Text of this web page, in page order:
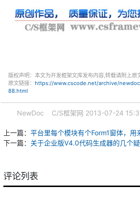
版权声明：本文为开发框架文库发布内容,转载请附上原
原文链接： https://www.cscode.net/archive/
88.html
NewDoc C/S框架网 2013-07-24
上一篇： 平台里每个模块有个Form1窗体，用
下一篇： 关于企业版V4.0代码生成器的几个
评论列表